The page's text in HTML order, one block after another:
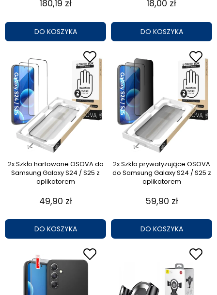
180,19 zł
DO KOSZYKA
18,00 zł
DO KOSZYKA
2x Szkło hartowane OSOVA do
Samsung Galaxy S24 / S25 z
aplikatorem
49,90 zł
DO KOSZYKA
2x Szkło prywatyzujące OSOVA
do Samsung Galaxy S24 / S25 z
aplikatorem
59,90 zł
DO KOSZYKA